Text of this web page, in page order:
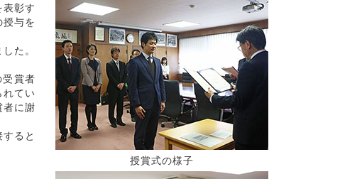
彰す
与を
た。
賞者
れてい
者に謝
ると
授賞式の様子